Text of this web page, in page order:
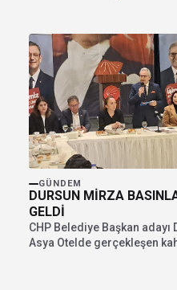
GÜNDEM
DURSUN MİRZA
GELDİ
CHP Belediye Başkan
Asya Otelde gerçekleşen